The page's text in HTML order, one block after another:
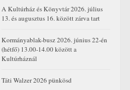
A Kultúrház és Könyvtár 2026. július
13. és augusztus 16. között zárva tart
Kormányablak-busz 2026. június 22-én
(hétfő) 13.00-14.00 között a
Kultúrháznál
Táti Walzer 2026 pünkösd